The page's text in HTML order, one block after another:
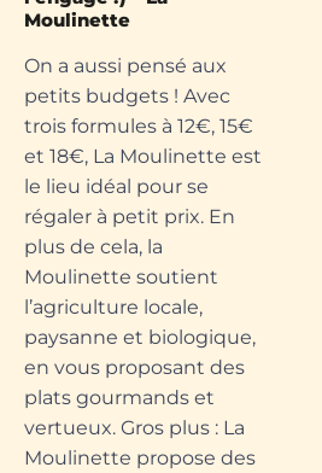
Moulinette
On a aussi pensé aux
petits budgets ! Avec
trois formules à 12€, 15€
et 18€, La Moulinette est
le lieu idéal pour se
régaler à petit prix. En
plus de cela, la
Moulinette soutient
l’agriculture locale,
paysanne et biologique,
en vous proposant des
plats gourmands et
vertueux. Gros plus : La
Moulinette propose des